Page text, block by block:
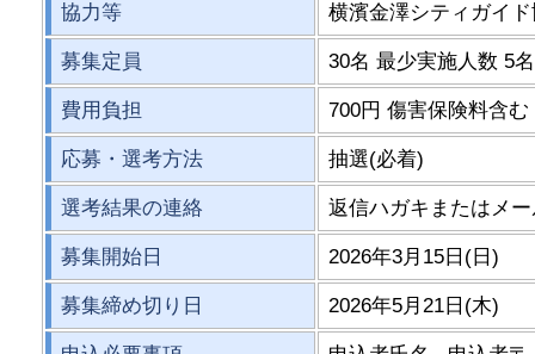
協力等 横濱金澤シティガイ
募集定員 30名 最少実施人数 5名
費用負担 700円 傷害保険料含む
応募・選考方法 抽選(必着)
選考結果の連絡 返信ハガキまたはメ
募集開始日 2026年3月15日(日)
募集締め切り日 2026年5月21日(木)